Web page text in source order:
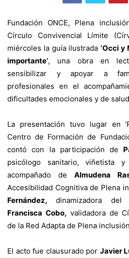
Fundación ONCE, Plena
Círculo Convivencial Límite
miércoles la guía ilustrada‘Occi y
importante’, una obra en
sensibilizar y apoyar a
profesionales en el
dificultades emocionales y de
La presentación tuvo lugar en
Centro de Formación de
contó con la participación de
psicólogo sanitario, viñetista
acompañado de Almudena
Accesibilidad Cognitiva de Plena
Fernández, dinamizadora
Francisca Cobo, validadora de
de la Red Adapta de Plena
El acto fue clausurado por Javier